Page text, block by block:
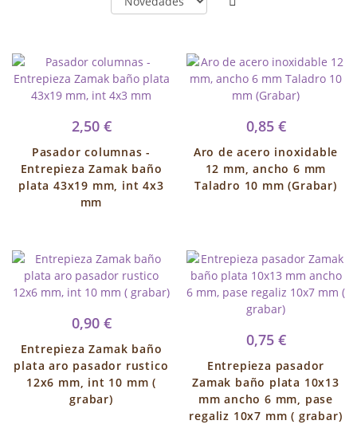
2,50 €
Pasador columnas -
Entrepieza Zamak baño
plata 43x19 mm, int 4x3
mm
0,85 €
Aro de acero inoxidable
12 mm, ancho 6 mm
Taladro 10 mm (Grabar)
0,90 €
Entrepieza Zamak baño
plata aro pasador rustico
12x6 mm, int 10 mm (
grabar)
0,75 €
Entrepieza pasador
Zamak baño plata 10x13
mm ancho 6 mm, pase
regaliz 10x7 mm ( grabar)